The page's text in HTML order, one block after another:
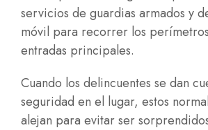
servicios de guardias armados y
móvil para recorrer los
entradas principales.
Cuando los delincuentes se dan
seguridad en el lugar, estos
alejan para evitar ser